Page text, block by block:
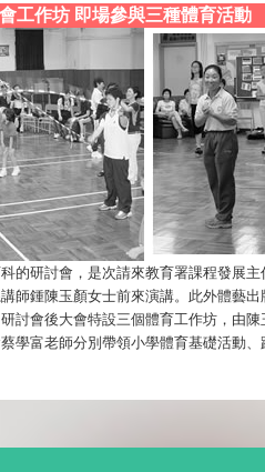
工作坊 即場參與三種體育活動
的研討會，是次請來教育署課程發展
師鍾陳玉顏女士前來演講。此外體藝
討會後大會特設三個體育工作坊，由
學富老師分別帶領小學體育基礎活動